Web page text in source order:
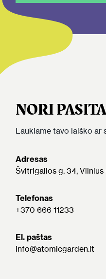
NORI
Laukiame tavo laiško ar
Adresas
Švitrigailos g. 34,
Telefonas
+370 666 11233
El. paštas
info@atomicgarden.lt